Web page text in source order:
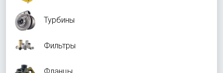
Турбины
Фильтры